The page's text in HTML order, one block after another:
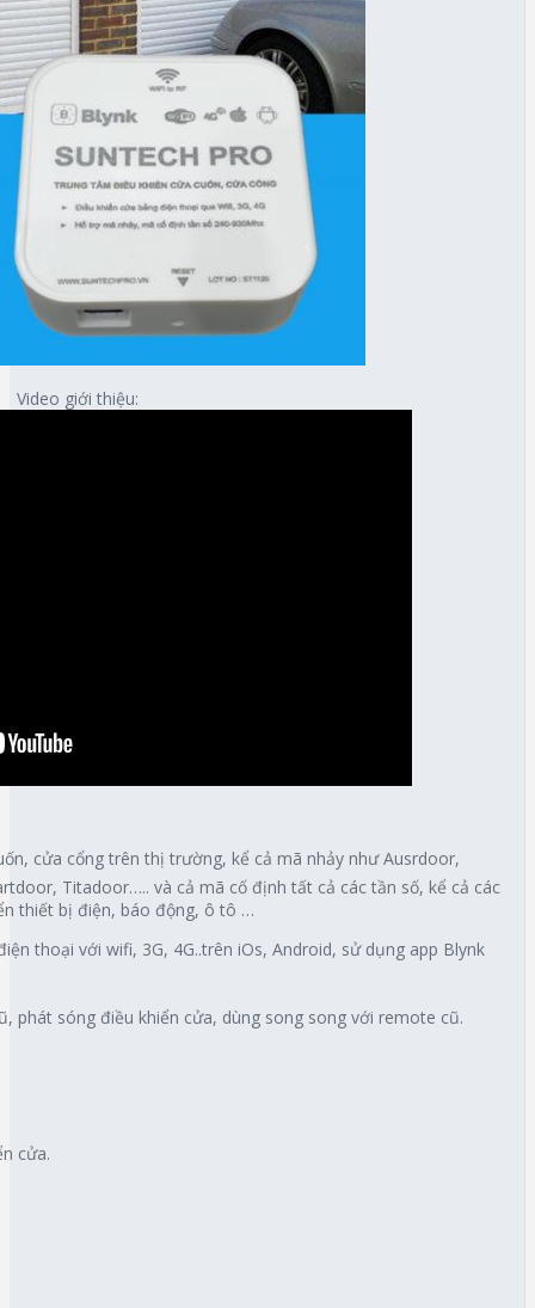
Video giới thiệu:
cửa cổng trên thị trường, kể cả mã nhảy như Ausrdoor,
Titadoor….. và cả mã cố định tất cả các tần số, kể cả các
thiết bị điện, báo động, ô tô …
thoại với wifi, 3G, 4G..trên iOs, Android, sử dụng app Blynk
phát sóng điều khiển cửa, dùng song song với remote cũ.
cửa.